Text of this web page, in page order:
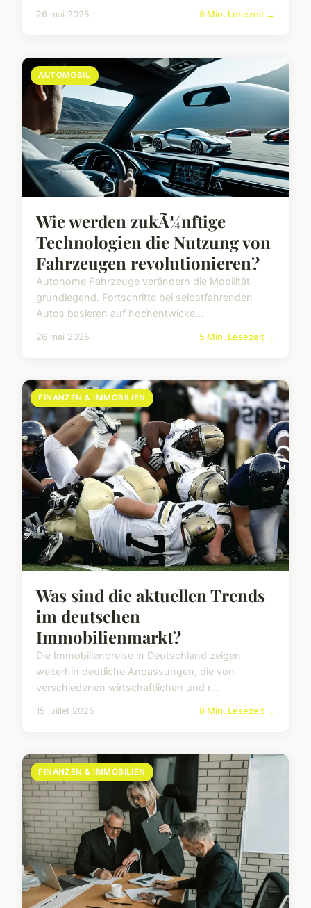
26 mai 2025 8 Min. Lesezeit →
AUTOMOBIL
Wie werden zukÃ¼nftige
Technologien die Nutzung von
Fahrzeugen revolutionieren?
Autonome Fahrzeuge verändern die Mobilität
grundlegend. Fortschritte bei selbstfahrenden
Autos basieren auf hochentwicke...
26 mai 2025 5 Min. Lesezeit →
FINANZEN & IMMOBILIEN
Was sind die aktuellen Trends
im deutschen
Immobilienmarkt?
Die Immobilienpreise in Deutschland zeigen
weiterhin deutliche Anpassungen, die von
verschiedenen wirtschaftlichen und r...
15 juillet 2025 8 Min. Lesezeit →
FINANZEN & IMMOBILIEN